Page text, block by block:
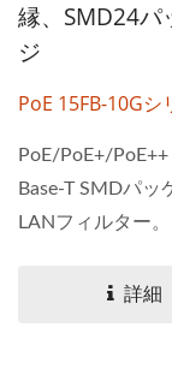
縁、SMD24パ
ジ
PoE 15FB-10Gシ
PoE/PoE+/PoE++
Base-T SMDパッ
LANフィルター
距離ギガビット
詳細